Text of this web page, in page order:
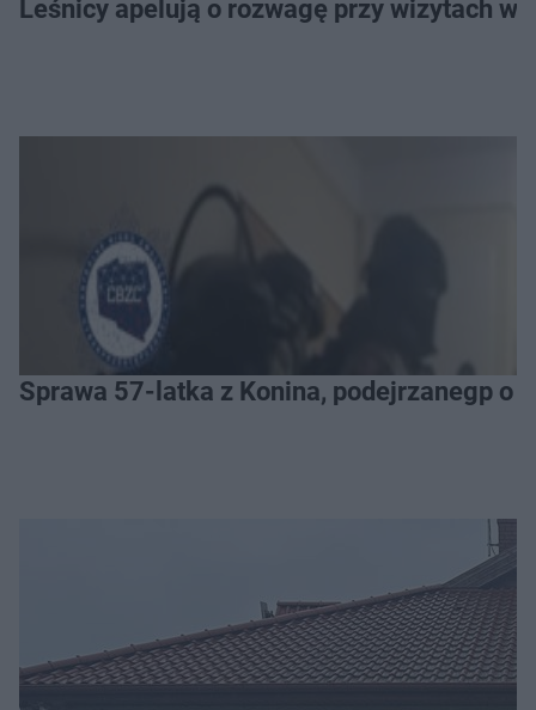
Leśnicy apelują o rozwagę przy wizytach w
Sprawa 57-latka z Konina, podejrzanegp o